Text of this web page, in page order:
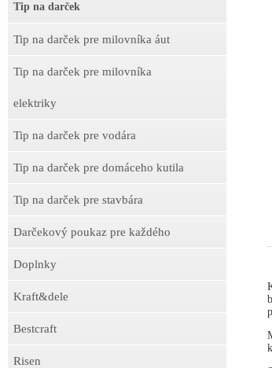
Tip na darček
Tip na darček pre milovníka áut
Tip na darček pre milovníka
elektriky
Tip na darček pre vodára
Tip na darček pre domáceho kutila
Tip na darček pre stavbára
Darčekový poukaz pre každého
Doplnky
Kraft&dele
Bestcraft
Risen